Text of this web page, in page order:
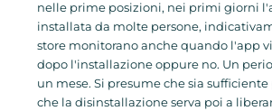
nelle prime posizioni, nei primi giorni
installata da molte persone,
store monitorano anche quando l'app
dopo l'installazione oppure no. Un
un mese. Si presume che sia
che la disinstallazione serva poi a